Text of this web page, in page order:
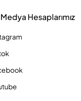
Hesaplarımız